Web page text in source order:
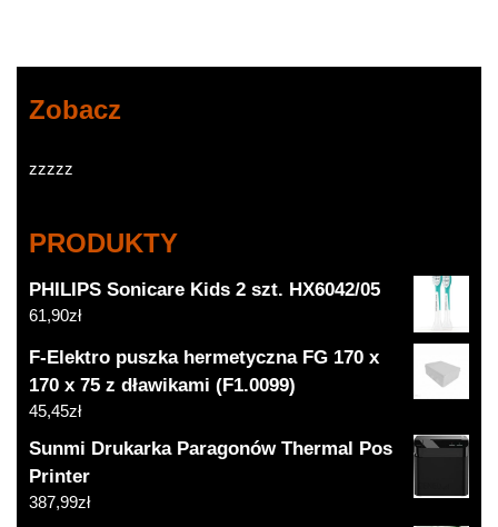
Zobacz
zzzzz
PRODUKTY
PHILIPS Sonicare Kids 2 szt. HX6042/05
61,90zł
F-Elektro puszka hermetyczna FG 170 x
170 x 75 z dławikami (F1.0099)
45,45zł
Sunmi Drukarka Paragonów Thermal Pos
Printer
387,99zł